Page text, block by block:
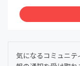
気になるコミュニ